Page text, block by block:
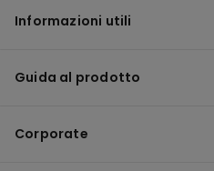
Informazioni utili
Guida al prodotto
Corporate